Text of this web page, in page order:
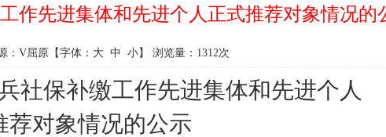
作先进集体和先进个人正式推荐对象情况的
：V屈原【字体： 大 中 小】 浏览量： 1312次
社保补缴工作先进集体和先进个人
荐对象情况的公示